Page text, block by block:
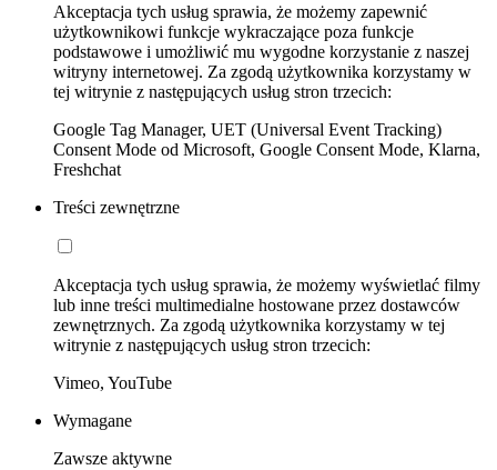
Akceptacja tych usług sprawia, że możemy zapewnić
użytkownikowi funkcje wykraczające poza funkcje
podstawowe i umożliwić mu wygodne korzystanie z naszej
witryny internetowej. Za zgodą użytkownika korzystamy w
tej witrynie z następujących usług stron trzecich:
Google Tag Manager, UET (Universal Event Tracking)
Consent Mode od Microsoft, Google Consent Mode, Klarna,
Freshchat
Treści zewnętrzne
Akceptacja tych usług sprawia, że możemy wyświetlać filmy
lub inne treści multimedialne hostowane przez dostawców
zewnętrznych. Za zgodą użytkownika korzystamy w tej
witrynie z następujących usług stron trzecich:
Vimeo, YouTube
Wymagane
Zawsze aktywne